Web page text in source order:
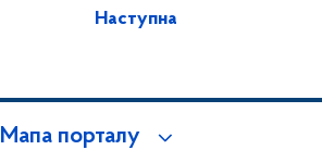
Наступна
Мапа порталу